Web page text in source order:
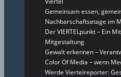
Gemeinsam essen,
Nachbarschaftsetage im
Der VIERTELpunkt – Ein
Mitgestaltung
Gewalt erkennen –
Color Of Media – wenn
Werde Viertelreporter: